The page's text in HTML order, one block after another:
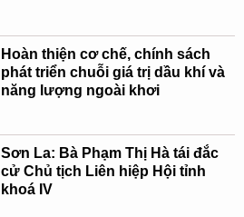
Hoàn thiện cơ chế, chính sách
phát triển chuỗi giá trị dầu khí và
năng lượng ngoài khơi
Sơn La: Bà Phạm Thị Hà tái đắc
cử Chủ tịch Liên hiệp Hội tỉnh
khoá IV